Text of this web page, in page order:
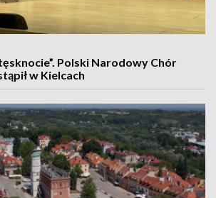
Polski Narodowy Chór
w Kielcach